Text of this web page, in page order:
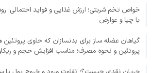
خواص تخم شربتی؛ ارزش غذایی و فواید احتمالی؛
با چیا و عوارض
گیاهان عضله ساز برای بدنسازان که حاوی پروتئین
پروتئین و نحوه مصرف؛ مناسب افزایش حجم و